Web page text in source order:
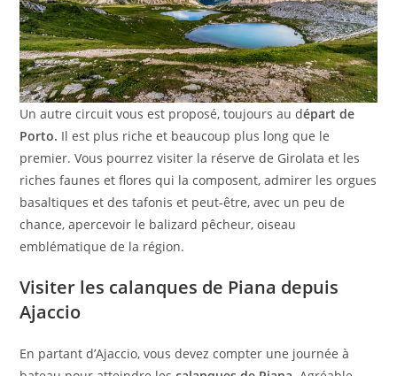
Un autre circuit vous est proposé, toujours au départ de
Porto. Il est plus riche et beaucoup plus long que le
premier. Vous pourrez visiter la réserve de Girolata et les
riches faunes et flores qui la composent, admirer les orgues
basaltiques et des tafonis et peut-être, avec un peu de
chance, apercevoir le balizard pêcheur, oiseau
emblématique de la région.
Visiter les calanques de Piana depuis
Ajaccio
En partant d’Ajaccio, vous devez compter une journée à